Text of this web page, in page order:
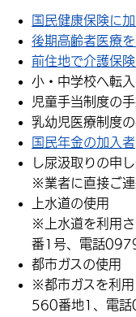
国民健康保険に
後期高齢者医療
前住地で介護保
小・中学校へ転
児童手当制度の
乳幼児医療制度
国民年金の加入者
し尿汲取りの申
※業者に直接ご連
上水道の使用
※上水道を利用
番1号、電話
都市ガスの使用
※都市ガスを利用
560番地1、電話